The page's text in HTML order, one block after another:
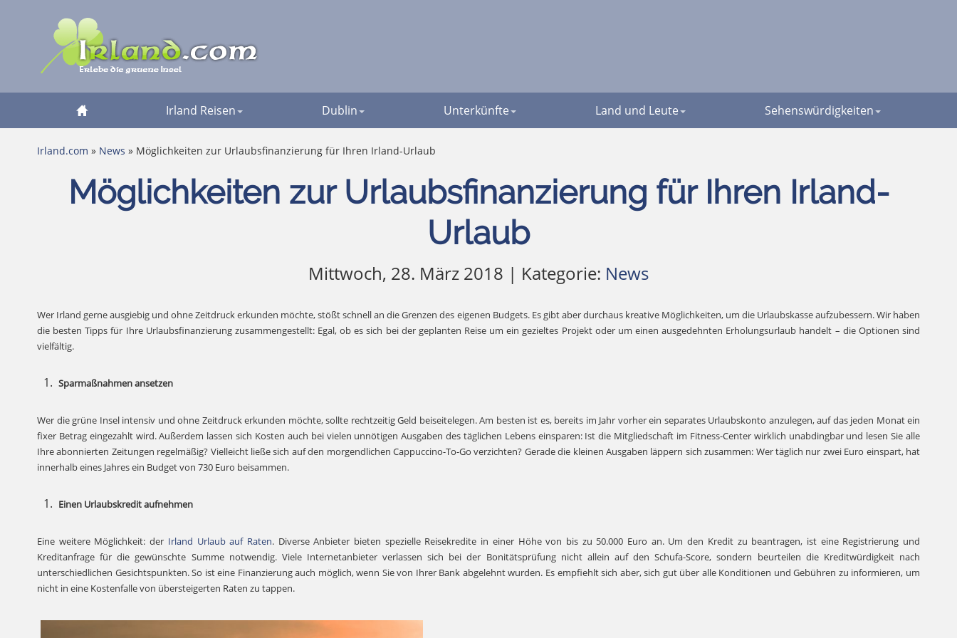
Irland Reisen Dublin Unterkünfte Land und Leute Sehenswürdigkeiten
Irland.com » News » Möglichkeiten zur Urlaubsfinanzierung für Ihren Irland-Urlaub
Möglichkeiten zur Urlaubsfinanzierung für Ihren Irland-
Urlaub
Mittwoch, 28. März 2018 | Kategorie: News
Wer Irland gerne ausgiebig und ohne Zeitdruck erkunden möchte, stößt schnell an die Grenzen des eigenen Budgets. Es gibt aber durchaus kreative Möglichkeiten, um die Urlaubskasse aufzubessern. Wir haben
die besten Tipps für Ihre Urlaubsfinanzierung zusammengestellt: Egal, ob es sich bei der geplanten Reise um ein gezieltes Projekt oder um einen ausgedehnten Erholungsurlaub handelt – die Optionen sind
vielfältig.
Sparmaßnahmen ansetzen
Wer die grüne Insel intensiv und ohne Zeitdruck erkunden möchte, sollte rechtzeitig Geld beiseitelegen. Am besten ist es, bereits im Jahr vorher ein separates Urlaubskonto anzulegen, auf das jeden Monat ein
fixer Betrag eingezahlt wird. Außerdem lassen sich Kosten auch bei vielen unnötigen Ausgaben des täglichen Lebens einsparen: Ist die Mitgliedschaft im Fitness-Center wirklich unabdingbar und lesen Sie alle
Ihre abonnierten Zeitungen regelmäßig? Vielleicht ließe sich auf den morgendlichen Cappuccino-To-Go verzichten? Gerade die kleinen Ausgaben läppern sich zusammen: Wer täglich nur zwei Euro einspart, hat
innerhalb eines Jahres ein Budget von 730 Euro beisammen.
Einen Urlaubskredit aufnehmen
Eine weitere Möglichkeit: der Irland Urlaub auf Raten. Diverse Anbieter bieten spezielle Reisekredite in einer Höhe von bis zu 50.000 Euro an. Um den Kredit zu beantragen, ist eine Registrierung und
Kreditanfrage für die gewünschte Summe notwendig. Viele Internetanbieter verlassen sich bei der Bonitätsprüfung nicht allein auf den Schufa-Score, sondern beurteilen die Kreditwürdigkeit nach
unterschiedlichen Gesichtspunkten. So ist eine Finanzierung auch möglich, wenn Sie von Ihrer Bank abgelehnt wurden. Es empfiehlt sich aber, sich gut über alle Konditionen und Gebühren zu informieren, um
nicht in eine Kostenfalle von übersteigerten Raten zu tappen.